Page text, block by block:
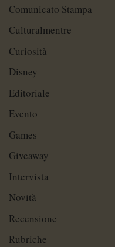
Comunicato Stampa
Culturalmentre
Curiosità
Disney
Editoriale
Evento
Games
Giveaway
Intervista
Novità
Recensione
Rubriche